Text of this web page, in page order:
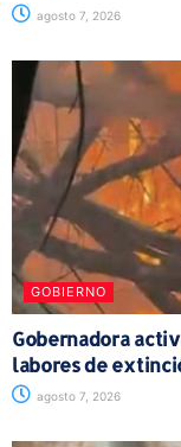
agosto 7, 2026
GOBIERNO
Gobernadora
labores de
agosto 7, 2026